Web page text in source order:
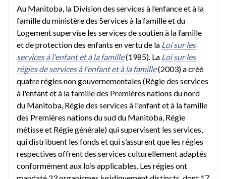
Au Manitoba, la Division des services à l’enfance et à la
famille du ministère des Services à la famille et du
Logement supervise les services de soutien à la famille
et de protection des enfants en vertu de la Loi sur les
services à l'enfant et à la famille(1985). La Loi sur les
régies de services à l'enfant et à la famille(2003) a créé
quatre régies non gouvernementales (Régie des services
à l'enfant et à la famille des Premières nations du nord
du Manitoba, Régie des services à l'enfant et à la famille
des Premières nations du sud du Manitoba, Régie
métisse et Régie générale) qui supervisent les services,
qui distribuent les fonds et qui s’assurent que les régies
respectives offrent des services culturellement adaptés
conformément aux lois applicables. Les régies ont